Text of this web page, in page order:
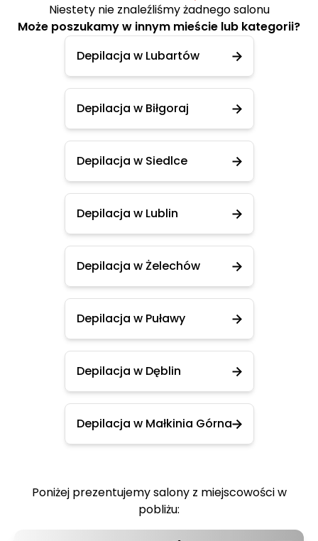
Niestety nie znaleźliśmy żadnego salonu
Może poszukamy w innym mieście lub kategorii?
Depilacja w Lubartów
Depilacja w Biłgoraj
Depilacja w Siedlce
Depilacja w Lublin
Depilacja w Żelechów
Depilacja w Puławy
Depilacja w Dęblin
Depilacja w Małkinia Górna
Poniżej prezentujemy salony z miejscowości w
pobliżu: